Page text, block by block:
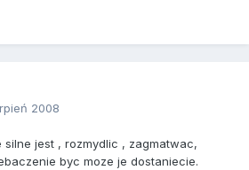
2008
jest , rozmydlic , zagmatwac,
byc moze je dostaniecie.